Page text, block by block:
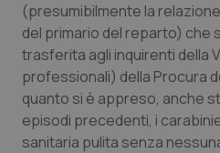
Marche
Molise
Piemonte
Donna & Salute
Epatiti
HIV
(presumibilmente la
del primario del reparto) che
trasferita agli inquirenti della
professionali) della Procura
quanto si è appreso, anche
episodi precedenti, i
sanitaria pulita senza